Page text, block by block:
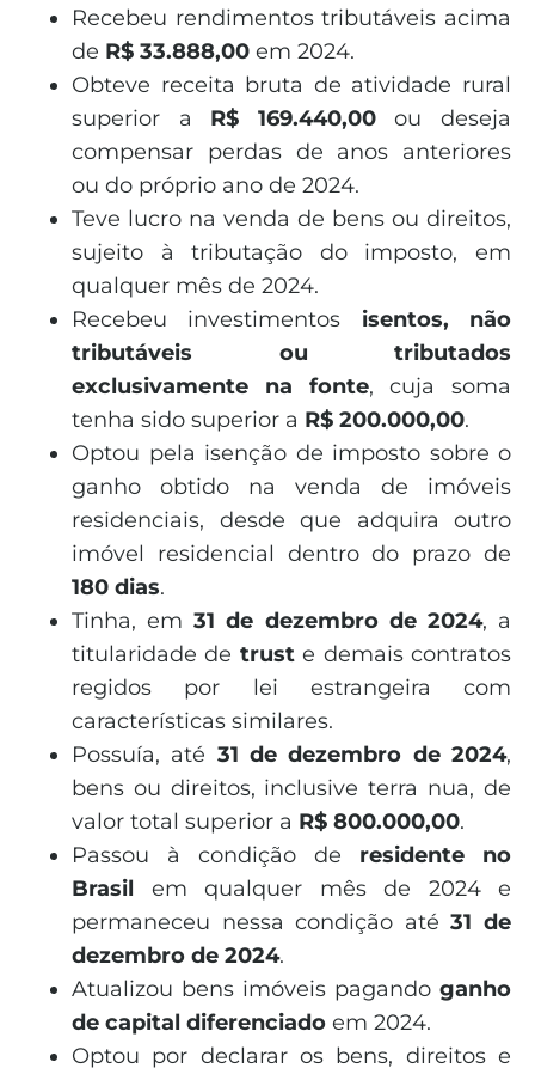
Recebeu rendimentos tributáveis acima
de R$ 33.888,00 em 2024.
Obteve receita bruta de atividade rural
superior a R$ 169.440,00ou deseja
compensar perdas de anos anteriores
ou do próprio ano de 2024.
Teve lucro na venda de bens ou direitos,
sujeito à tributação do imposto, em
qualquer mês de 2024.
Recebeu investimentos isentos, não
tributáveis ou tributados
exclusivamente na fonte, cuja soma
tenha sido superior a R$ 200.000,00.
Optou pela isenção de imposto sobre o
ganho obtido na venda de imóveis
residenciais, desde que adquira outro
imóvel residencial dentro do prazo de
180 dias.
Tinha, em31 de dezembro de 2024, a
titularidade de truste demais contratos
regidos por lei estrangeira com
características similares.
Possuía, até 31 de dezembro de 2024,
bens ou direitos, inclusive terra nua, de
valor total superior a R$ 800.000,00.
Passou à condição de residente no
Brasil em qualquer mês de 2024 e
permaneceu nessa condição até31 de
dezembro de 2024.
Atualizou bens imóveis pagando ganho
de capital diferenciado em 2024.
Optou por declarar os bens, direitos e